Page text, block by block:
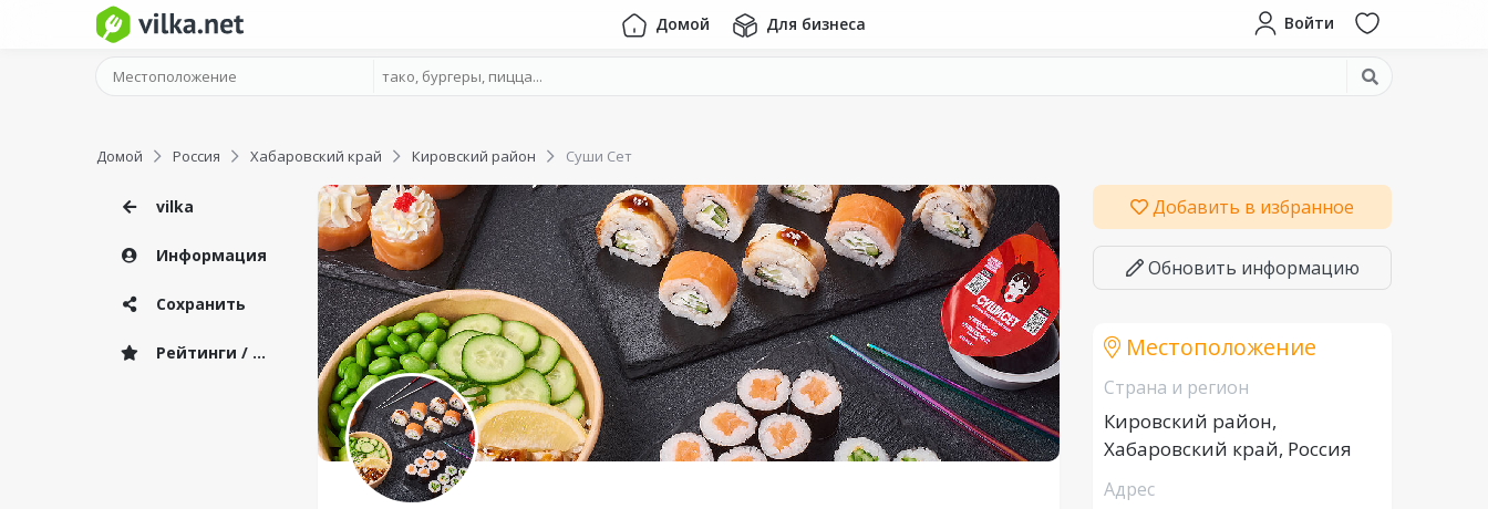
Домой Для бизнеса Войти
Домой Россия Хабаровский край Кировский район Суши Сет
vilka
Информация
Сохранить
Рейтинги / Отзывы
Добавить в избранное
Обновить информацию
Местоположение
Страна и регион
Кировский район,
Хабаровский край, Россия
Адрес